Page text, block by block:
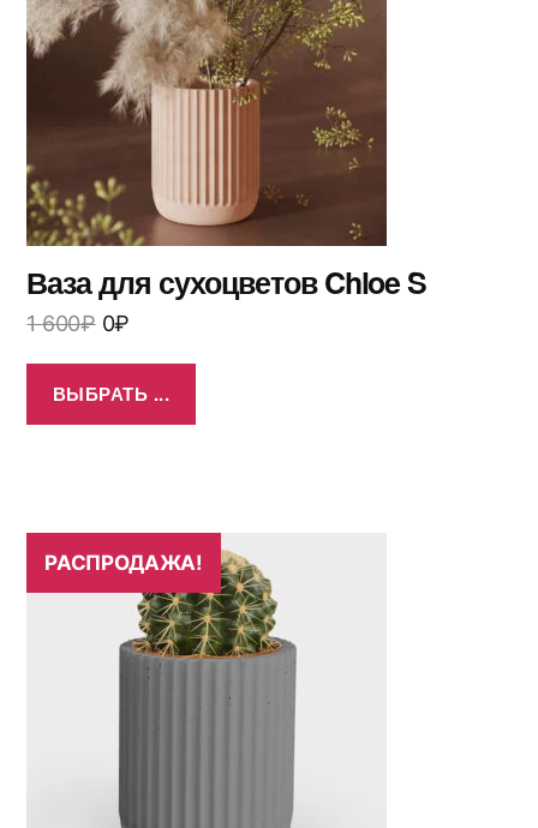
Ваза для сухоцветов Chloe S
1 600₽ 0₽
ВЫБРАТЬ ...
РАСПРОДАЖА!